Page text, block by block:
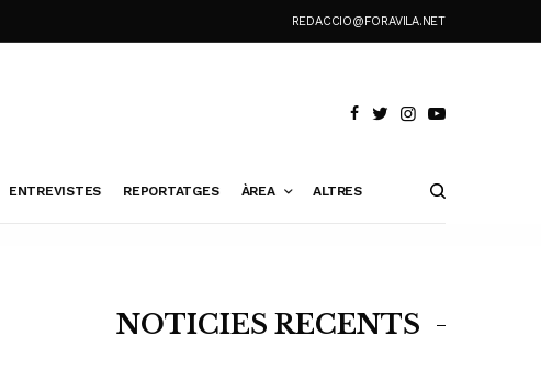
REDACCIO@FORAVILA.NET
ENTREVISTES REPORTATGES ÀREA ALTRES
NOTÍCIES RECENTS